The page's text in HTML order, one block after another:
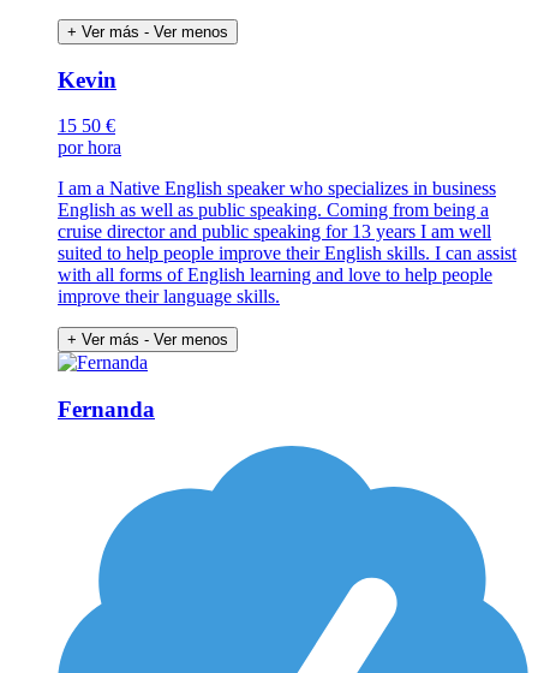
+ Ver más - Ver menos
Kevin
15 50 €
por hora
I am a Native English speaker who specializes in business
English as well as public speaking. Coming from being a
cruise director and public speaking for 13 years I am well
suited to help people improve their English skills. I can assist
with all forms of English learning and love to help people
improve their language skills.
+ Ver más - Ver menos
Fernanda